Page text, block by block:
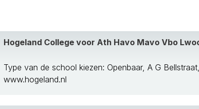
Groningen
Grootegast
Hoogezand-Sappemeer
Leek
Hogeland College voor Ath Havo Mavo Vbo
Type van de school kiezen: Openbaar, A G
www.hogeland.nl